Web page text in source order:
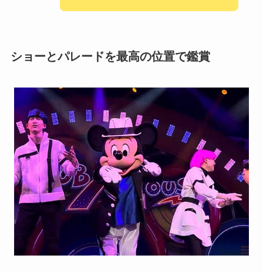
ショーとパレードを最高の位置で鑑賞